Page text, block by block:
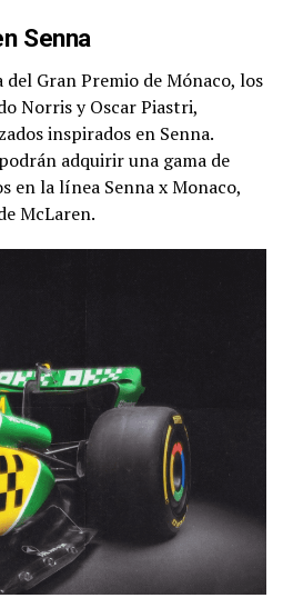
Senna
Gran Premio de Mónaco, los
Norris y Oscar Piastri,
inspirados en Senna.
adquirir una gama de
en la línea Senna x Monaco,
McLaren.